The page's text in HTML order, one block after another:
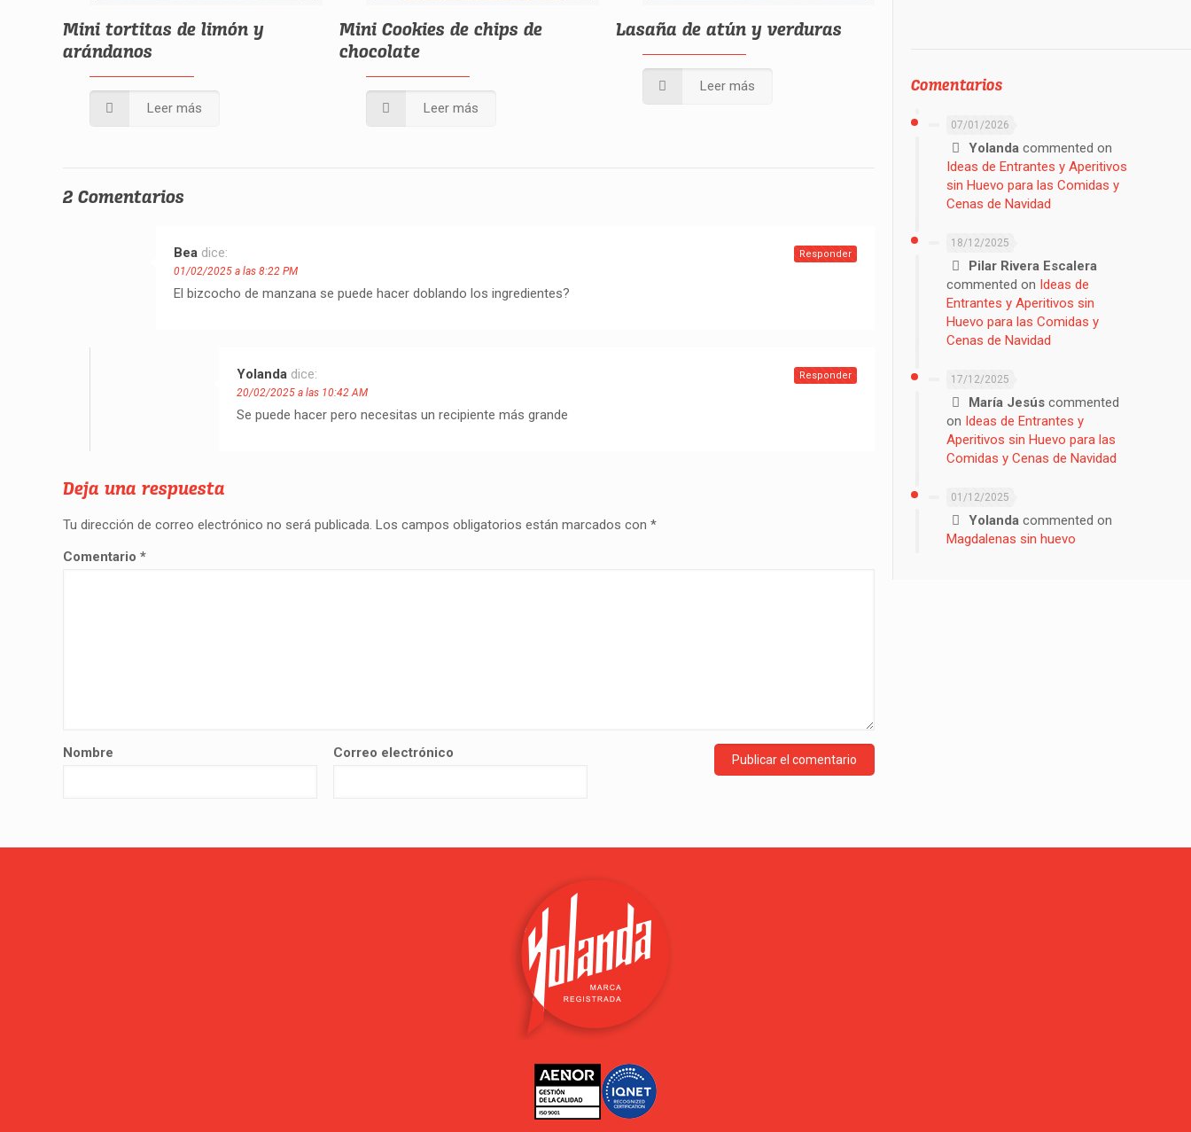
Mini tortitas de limón y
arándanos
Leer más
Mini Cookies de chips de
chocolate
Leer más
Lasaña de atún y verduras
Leer más
2 Comentarios
Bea dice:
01/02/2025 a las 8:22 PM
El bizcocho de manzana se puede hacer doblando los ingredientes?
Responder
Yolanda dice:
20/02/2025 a las 10:42 AM
Se puede hacer pero necesitas un recipiente más grande
Responder
Deja una respuesta
Tu dirección de correo electrónico no será publicada. Los campos obligatorios están marcados con*
Comentario*
Nombre Correo electrónico
Comentarios
07/01/2026
Yolandacommented on
Ideas de Entrantes y Aperitivos
sin Huevo para las Comidas y
Cenas de Navidad
18/12/2025
Pilar Rivera Escalera
commented on Ideas de
Entrantes y Aperitivos sin
Huevo para las Comidas y
Cenas de Navidad
17/12/2025
María Jesúscommented
on Ideas de Entrantes y
Aperitivos sin Huevo para las
Comidas y Cenas de Navidad
01/12/2025
Yolandacommented on
Magdalenas sin huevo